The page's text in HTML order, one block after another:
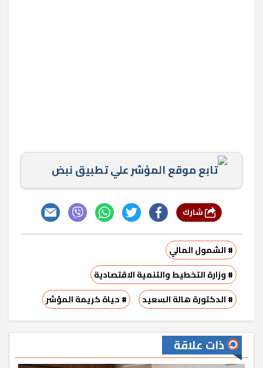
تابع موقع المؤشر علي تطبيق نبض
# الشمول المالي
# وزارة التخطيط والتنمية الاقتصادية
# الدكتورة هالة السعيد
# حياة كريمة المؤشر
ذات علاقة